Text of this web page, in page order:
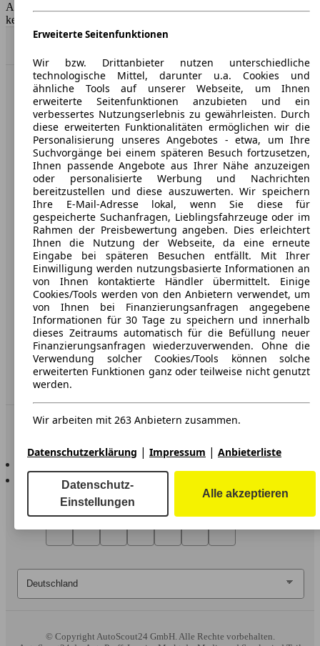
AutoScout24 GmbH übernimmt für die Richtigkeit der Angaben
keine Gewähr.
AutoScout24: Europaweit der größte Online-Automarkt.
Unternehmen
Über AutoScout24
Presse
Karriere
Werbung
AGB
Datenschutz
Impressum
Erklärung zur Barrierefreiheit
Service
Händler
In Verbindung bleiben
AutoScout24 für iOS
AutoScout24 für Android
© Copyright AutoScout24 GmbH. Alle Rechte vorbehalten.
Erweiterte Seitenfunktionen
Wir bzw. Drittanbieter nutzen unterschiedliche
technologische Mittel, darunter u.a. Cookies und
ähnliche Tools auf unserer Webseite, um Ihnen
erweiterte Seitenfunktionen anzubieten und ein
verbessertes Nutzungserlebnis zu gewährleisten. Durch
diese erweiterten Funktionalitäten ermöglichen wir die
Personalisierung unseres Angebotes - etwa, um Ihre
Suchvorgänge bei einem späteren Besuch fortzusetzen,
Ihnen passende Angebote aus Ihrer Nähe anzuzeigen
oder personalisierte Werbung und Nachrichten
bereitzustellen und diese auszuwerten. Wir speichern
Ihre E-Mail-Adresse lokal, wenn Sie diese für
gespeicherte Suchanfragen, Lieblingsfahrzeuge oder im
Rahmen der Preisbewertung angeben. Dies erleichtert
Ihnen die Nutzung der Webseite, da eine erneute
Eingabe bei späteren Besuchen entfällt. Mit Ihrer
Einwilligung werden nutzungsbasierte Informationen an
von Ihnen kontaktierte Händler übermittelt. Einige
Cookies/Tools werden von den Anbietern verwendet, um
von Ihnen bei Finanzierungsanfragen angegebene
Informationen für 30 Tage zu speichern und innerhalb
dieses Zeitraums automatisch für die Befüllung neuer
Finanzierungsanfragen wiederzuverwenden. Ohne die
Verwendung solcher Cookies/Tools können solche
erweiterten Funktionen ganz oder teilweise nicht genutzt
werden.
Wir arbeiten mit 263 Anbietern zusammen.
Datenschutzerklärung | Impressum | Anbieterliste
Datenschutz-
Einstellungen
Alle akzeptieren